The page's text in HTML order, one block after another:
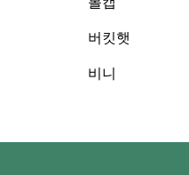
볼캡
버킷햇
비니